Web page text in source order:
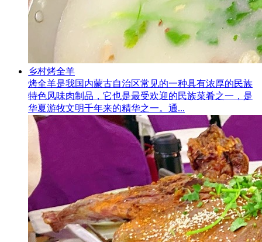
乡村烤全羊
烤全羊是我国内蒙古自治区常见的一种具有浓厚的民族
特色风味肉制品，它也是最受欢迎的民族菜肴之一，是
华夏游牧文明千年来的精华之一。通...